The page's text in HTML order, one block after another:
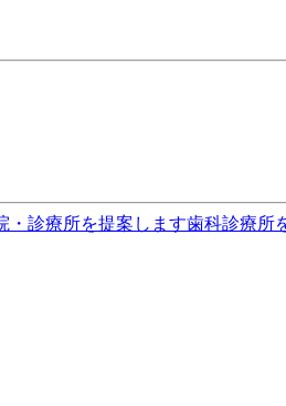
・診療所を提案します歯科診療所